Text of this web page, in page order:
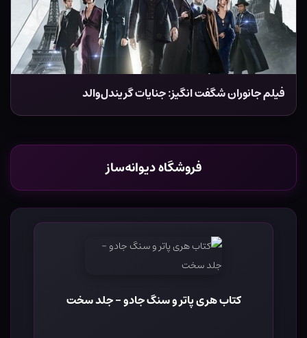
فیلم جانوران شگفت انگیز: جنایات گریندل‌والد
فروشگاه دیوانه‌ساز
کتاب هری پاتر و سنگ جادو - جلد سخت